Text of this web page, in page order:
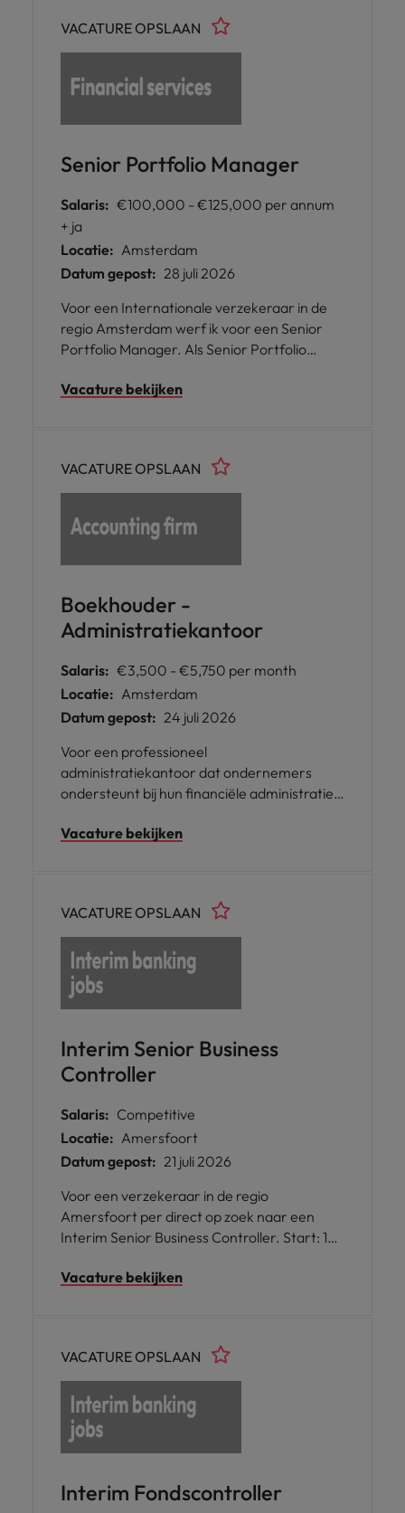
Senior Portfolio Manager
VACATURE OPSLAAN
Salaris: €100,000 - €125,000 per annum
+ ja
Locatie: Amsterdam
Datum gepost: 28 juli 2026
Voor een Internationale verzekeraar in de
regio Amsterdam werf ik voor een Senior
Portfolio Manager. Als Senior Portfolio
realiseren van de duurzame en
(operationele) ontwikkelingen binnen de
portefeuille en de markt, het identificeren
van de belangrijkste factoren die het
technisch resultaat beïnvloeden en het
formuleren van passende
Vacature bekijken
Boekhouder -
Administratiekantoor
VACATURE OPSLAAN
Salaris: €3,500 - €5,750 per month
Locatie: Amsterdam
Datum gepost: 24 juli 2026
Voor een professioneel
administratiekantoor dat ondernemers
ondersteunt bij hun financiële administratie
professional. Je werkt dagelijks met cijfers,
omgeving waar vakkennis, samenwerking
en ontwikkeling centraal staan.
Vacature bekijken
Interim Senior Business
Controller
VACATURE OPSLAAN
Salaris: Competitive
Locatie: Amersfoort
Datum gepost: 21 juli 2026
Voor een verzekeraar in de regio
Amersfoort per direct op zoek naar een
Interim Senior Business Controller. Start: 1
beginnen
Vacature bekijken
Interim Fondscontroller
VACATURE OPSLAAN